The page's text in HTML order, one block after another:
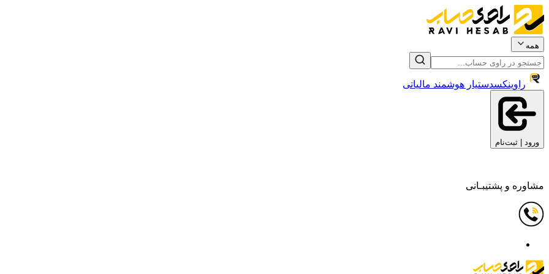
همه
راوینکسدستیار هوشمند مالیاتی
ورود | ثبت‌نام
مشاوره و پشتیبـانی